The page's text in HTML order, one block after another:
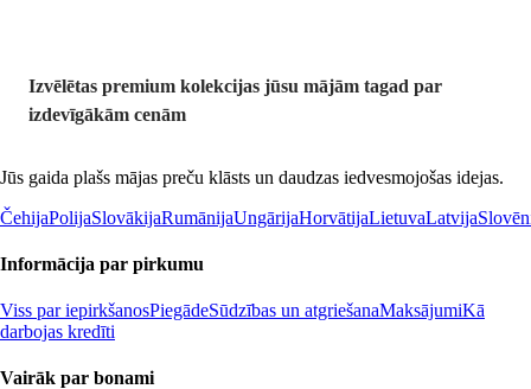
Izvēlētas premium kolekcijas jūsu mājām tagad par
izdevīgākām cenām
Jūs gaida plašs mājas preču klāsts un daudzas iedvesmojošas idejas.
ČehijaPolijaSlovākijaRumānijaUngārijaHorvātijaLietuvaLatvija
Informācija par pirkumu
Viss par iepirkšanosPiegādeSūdzības un atgriešanaMaksājumiKā
darbojas kredīti
Vairāk par bonami